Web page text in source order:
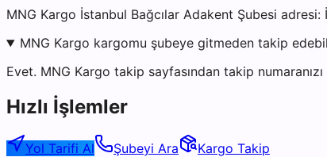
MNG Kargo İstanbul Bağcılar Adakent Şubesi
MNG Kargo kargomu şubeye gitmeden takip
Evet. MNG Kargo takip sayfasından takip
Hızlı İşlemler
Yol Tarifi Al Şubeyi Ara
Kargo Takip